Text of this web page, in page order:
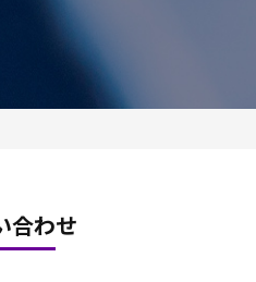
合わせ